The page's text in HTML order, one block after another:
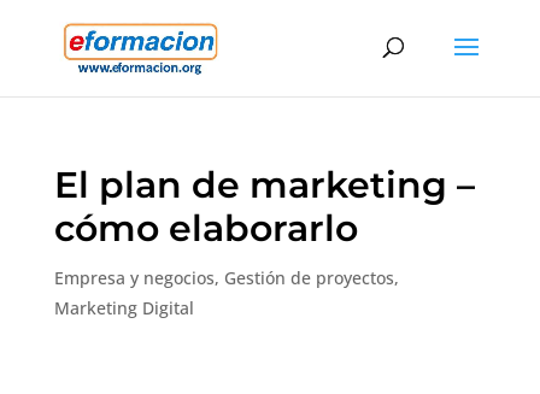
El plan de marketing –
cómo elaborarlo
Empresa y negocios, Gestión de proyectos,
Marketing Digital